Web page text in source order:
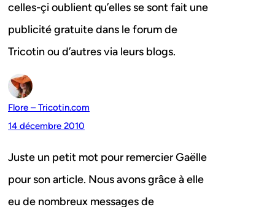
celles-çi oublient qu’elles se sont fait une
publicité gratuite dans le forum de
Tricotin ou d’autres via leurs blogs.
Flore – Tricotin.com
14 décembre 2010
Juste un petit mot pour remercier Gaëlle
pour son article. Nous avons grâce à elle
eu de nombreux messages de